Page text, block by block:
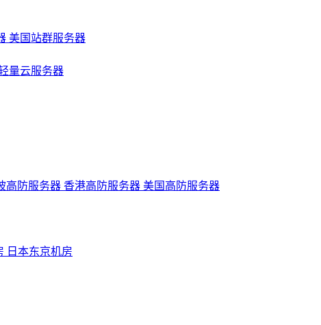
美国站群服务器
量云服务器
高防服务器 香港高防服务器 美国高防服务器
日本东京机房